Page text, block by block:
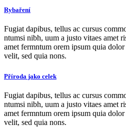
Rybaření
Fugiat dapibus, tellus ac cursus
ntumsi nibh, uum a justo vitaes amet
amet fermntum orem ipsum quia
velit, sed quia nons.
Příroda jako celek
Fugiat dapibus, tellus ac cursus
ntumsi nibh, uum a justo vitaes amet
amet fermntum orem ipsum quia
velit, sed quia nons.